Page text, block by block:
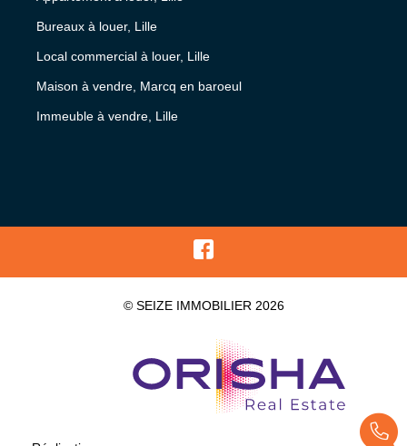
Bureaux à louer, Lille
Local commercial à louer, Lille
Maison à vendre, Marcq en baroeul
Immeuble à vendre, Lille
© SEIZE IMMOBILIER 2026